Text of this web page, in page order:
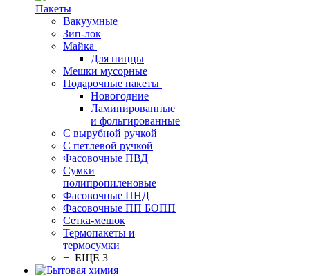
Пакеты
Вакуумные
Зип-лок
Майка
Для пиццы
Мешки мусорные
Подарочные пакеты
Новогодние
Ламинированные
и фольгированные
С вырубной ручкой
С петлевой ручкой
Фасовочные ПВД
Сумки
полипропиленовые
Фасовочные ПНД
Фасовочные ПП БОПП
Сетка-мешок
Термопакеты и
термосумки
+ ЕЩЕ 3